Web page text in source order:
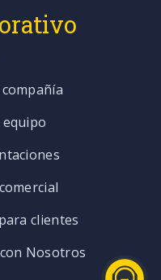
clientes
Nosotros